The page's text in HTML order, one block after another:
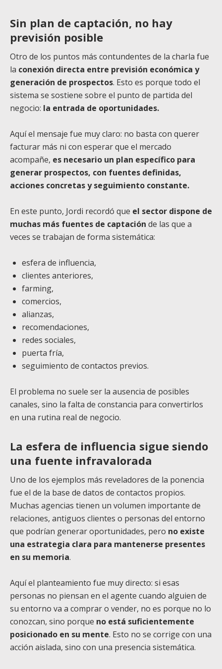
Sin plan de captación, no hay
previsión posible
Otro de los puntos más contundentes de la charla fue
la conexión directa entre previsión económica y
generación de prospectos. Esto es porque todo el
sistema se sostiene sobre el punto de partida del
negocio: la entrada de oportunidades.
Aquí el mensaje fue muy claro: no basta con querer
facturar más ni con esperar que el mercado
acompañe, es necesario un plan específico para
generar prospectos, con fuentes definidas,
acciones concretas y seguimiento constante.
En este punto, Jordi recordó que el sector dispone de
muchas más fuentes de captación de las que a
veces se trabajan de forma sistemática:
esfera de influencia,
clientes anteriores,
farming,
comercios,
alianzas,
recomendaciones,
redes sociales,
puerta fría,
seguimiento de contactos previos.
El problema no suele ser la ausencia de posibles
canales, sino la falta de constancia para convertirlos
en una rutina real de negocio.
La esfera de influencia sigue siendo
una fuente infravalorada
Uno de los ejemplos más reveladores de la ponencia
fue el de la base de datos de contactos propios.
Muchas agencias tienen un volumen importante de
relaciones, antiguos clientes o personas del entorno
que podrían generar oportunidades, pero no existe
una estrategia clara para mantenerse presentes
en su memoria.
Aquí el planteamiento fue muy directo: si esas
personas no piensan en el agente cuando alguien de
su entorno va a comprar o vender, no es porque no lo
conozcan, sino porque no está suficientemente
posicionado en su mente. Esto no se corrige con una
acción aislada, sino con una presencia sistemática.